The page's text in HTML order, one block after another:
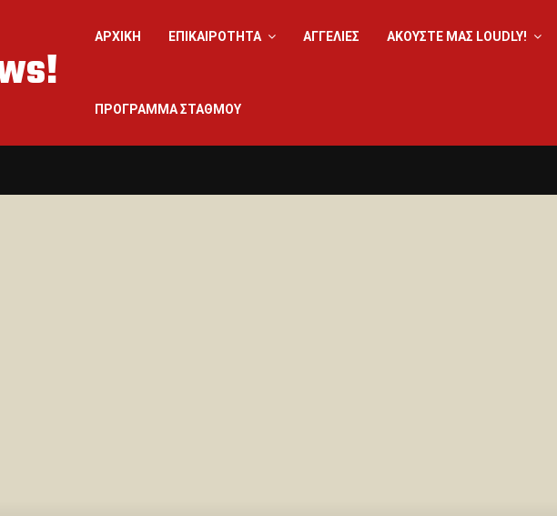
ΑΡΧΙΚΉ ΕΠΙΚΑΙΡΟΤΗΤΑ ΑΓΓΕΛΙΕΣ ΑΚΟΎΣΤΕ ΜΑΣ LOUDLY!
ΠΡΟΓΡΑΜΜΑ ΣΤΑΘΜΟΥ